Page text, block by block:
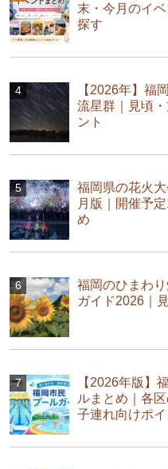
末・今月のイ
探す
【2026年】福
流星群｜見頃
ント
福岡県の花火
月版｜開催予
め
福岡のひまわ
ガイド2026｜
【2026年版】
ルまとめ｜各
子連れ向けポイ